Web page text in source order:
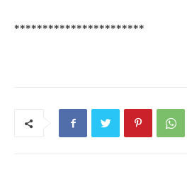
***********************